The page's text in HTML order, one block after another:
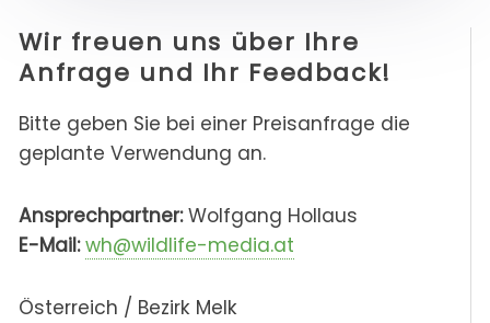
Wir freuen uns über Ihre
Anfrage und Ihr Feedback!
Bitte geben Sie bei einer Preisanfrage die
geplante Verwendung an.
Ansprechpartner:Wolfgang Hollaus
E-Mail: wh@wildlife-media.at
Österreich / Bezirk Melk